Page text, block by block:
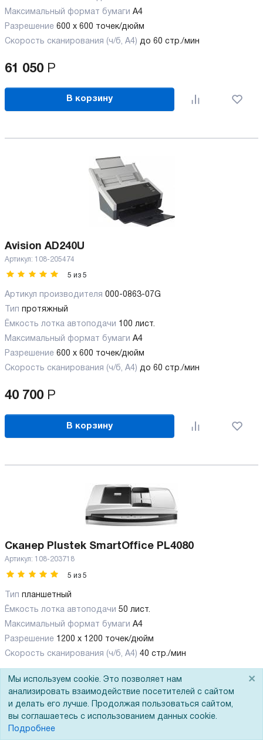
Максимальный формат бумаги А4
Разрешение 600 x 600 точек/дюйм
Скорость сканирования (ч/б, А4) до 60 стр./мин
61 050 Р
В корзину
Avision AD240U
Артикул: 108-205474
5 из 5
Артикул производителя 000-0863-07G
Тип
протяжный
Ёмкость лотка автоподачи
100 лист.
Максимальный формат бумаги А4
Разрешение 600 x 600 точек/дюйм
Скорость сканирования (ч/б, А4) до 60 стр./мин
40 700 Р
В корзину
Сканер Plustek SmartOffice PL4080
Артикул: 108-203718
5 из 5
Тип планшетный
Ёмкость лотка автоподачи 50 лист.
Максимальный формат бумаги А4
Разрешение 1200 x 1200 точек/дюйм
Скорость сканирования (ч/б, А4) 40 стр./мин
40 700 Р
Мы используем cookie. Это позволяет нам
анализировать взаимодействие посетителей с сайтом
и делать его лучше. Продолжая пользоваться сайтом,
вы соглашаетесь с использованием данных cookie.
Подробнее
×